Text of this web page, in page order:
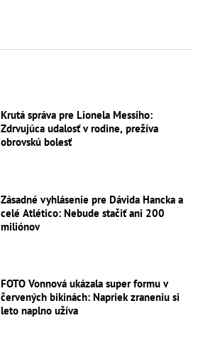
Krutá správa pre Lionela Messiho:
Zdrvujúca udalosť v rodine, prežíva
obrovskú bolesť
Zásadné vyhlásenie pre Dávida Hancka a
celé Atlético: Nebude stačiť ani 200
miliónov
FOTO Vonnová ukázala super formu v
červených bikinách: Napriek zraneniu si
leto naplno užíva